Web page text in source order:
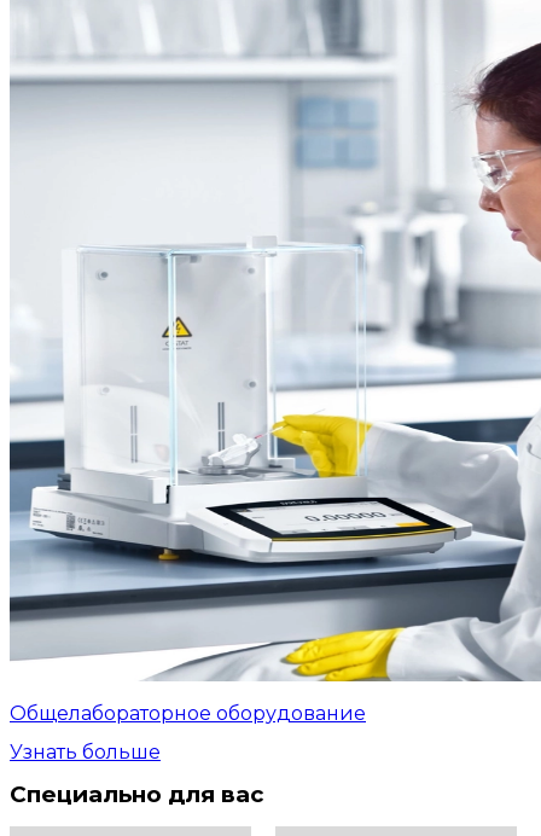
Общелабораторное оборудование
Узнать больше
Специально для вас